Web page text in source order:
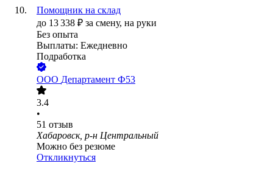
Помощник на склад
до 13 338 ₽ за смену, на руки
Без опыта
Выплаты: Ежедневно
Подработка
ООО Департамент Ф53
3.4
•
51 отзыв
Хабаровск, р-н Центральный
Можно без резюме
Откликнуться